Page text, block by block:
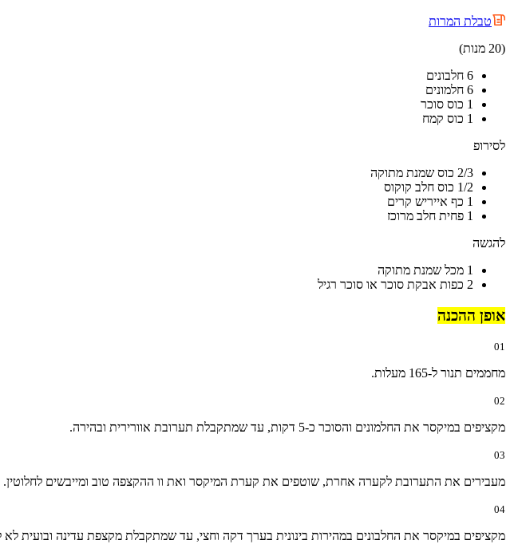
טבלת המרות
(20 מנות)
6 חלבונים
6 חלמונים
1 כוס סוכר
1 כוס קמח
לסירופ
2/3 כוס שמנת מתוקה
1/2 כוס חלב קוקוס
1 כף אייריש קרים
1 פחית חלב מרוכז
להגשה
1 מכל שמנת מתוקה
2 כפות אבקת סוכר או סוכר רגיל
אופן ההכנה
01
מחממים תנור ל-165 מעלות.
02
מקציפים במיקסר את החלמונים והסוכר כ-5 דקות, עד שמתקבלת תערובת אוורירית ובהירה.
03
מעבירים את התערובת לקערה אחרת, שוטפים את קערת המיקסר ואת וו ההקצפה טוב ומייבשים לחלוטין.
04
מקציפים במיקסר את החלבונים במהירות בינונית בערך דקה וחצי, עד שמתקבלת מקצפת עדינה ובועית לא